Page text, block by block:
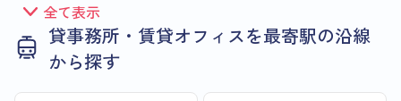
全て表示
貸事務所・賃貸オフィスを最寄駅の沿線
から探す